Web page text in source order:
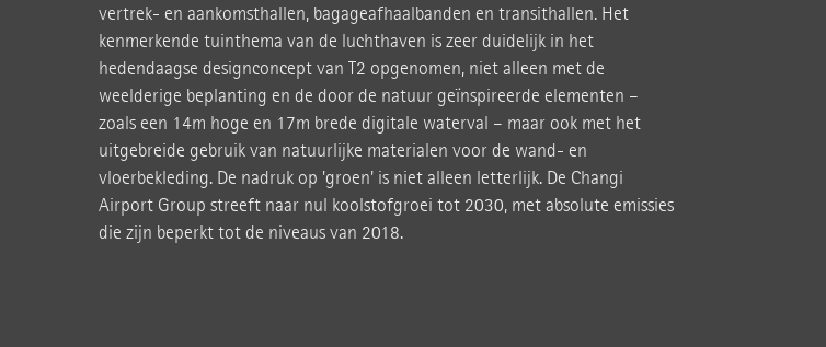
vertrek- en aankomsthallen, bagageafhaalbanden en transithallen. Het
kenmerkende tuinthema van de luchthaven is zeer duidelijk in het
hedendaagse designconcept van T2 opgenomen, niet alleen met de
weelderige beplanting en de door de natuur geïnspireerde elementen –
zoals een 14m hoge en 17m brede digitale waterval – maar ook met het
uitgebreide gebruik van natuurlijke materialen voor de wand- en
vloerbekleding. De nadruk op 'groen' is niet alleen letterlijk. De Changi
Airport Group streeft naar nul koolstofgroei tot 2030, met absolute emissies
die zijn beperkt tot de niveaus van 2018.